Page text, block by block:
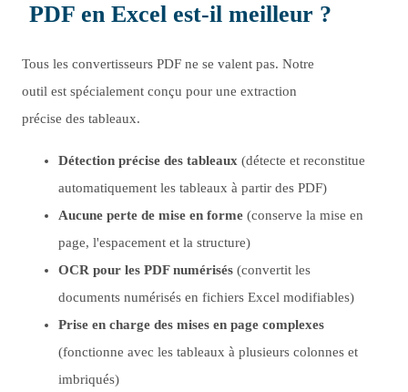
PDF en Excel est-il meilleur ?
Tous les convertisseurs PDF ne se valent pas. Notre
outil est spécialement conçu pour une extraction
précise des tableaux.
Détection précise des tableaux (détecte et reconstitue
automatiquement les tableaux à partir des PDF)
Aucune perte de mise en forme (conserve la mise en
page, l'espacement et la structure)
OCR pour les PDF numérisés (convertit les
documents numérisés en fichiers Excel modifiables)
Prise en charge des mises en page complexes
(fonctionne avec les tableaux à plusieurs colonnes et
imbriqués)